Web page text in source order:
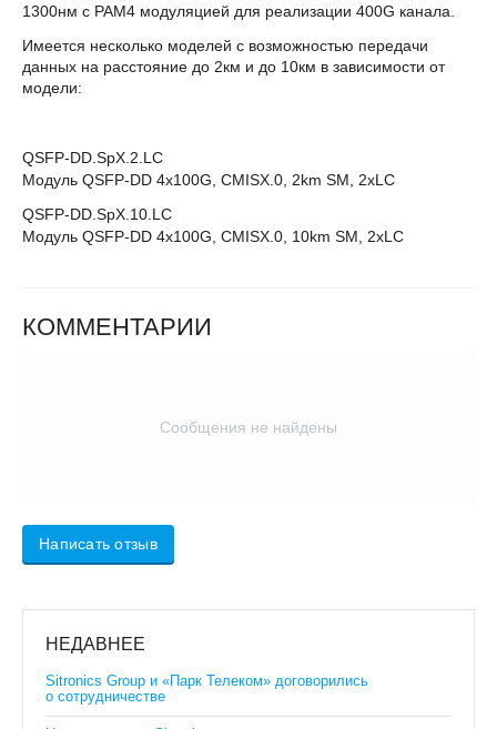
1300нм с PAM4 модуляцией для реализации 400G канала.
Имеется несколько моделей с возможностью передачи
данных на расстояние до 2км и до 10км в зависимости от
модели:
QSFP-DD.SpX.2.LC
Модуль QSFP-DD 4x100G, CMISX.0, 2km SM, 2xLC
QSFP-DD.SpX.10.LC
Модуль QSFP-DD 4x100G, CMISX.0, 10km SM, 2xLC
КОММЕНТАРИИ
Сообщения не найдены
Написать отзыв
НЕДАВНЕЕ
Sitronics Group и «Парк Телеком» договорились
о сотрудничестве